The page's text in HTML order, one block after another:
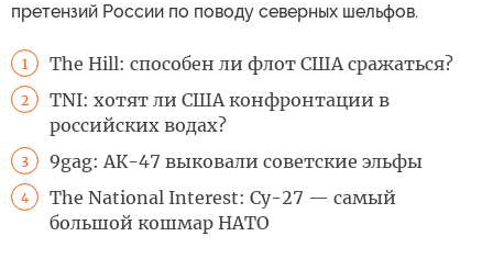
претензий России по поводу северных шельфов.
1 The Hill: способен ли флот США сражаться?
2
TNI: хотят ли США конфронтации в
российских водах?
3 9gag: АК-47 выковали советские эльфы
4
The National Interest: Су-27 — самый
большой кошмар НАТО